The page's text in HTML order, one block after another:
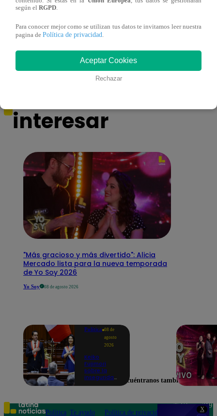
X
Bravazo: Así se prepara un rico
También te puede
interesar
"Más gracioso y más divertido": Alicia
Mercado lista para la nueva temporada
de Yo Soy 2026
Yo Soy 08 de agosto 2026
Política 08 de
agosto
2026
Keiko
Fujimori
sobre la
inseguridad:
que los
delincuentes
según el RGPD.
Para conocer mejor como se utilizan tus datos te invitamos leer nuestra
pagina de Política de privacidad.
Aceptar Cookies
Rechazar
Encuéntranos también en
Política Te ayudo Política de privacidad
Teléfono: 219